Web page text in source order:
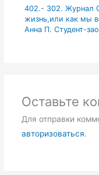
402.- 302. Журнал
жизнь,или как мы
Анна П. Студент-
Оставьте
Для отправки
авторизоваться.